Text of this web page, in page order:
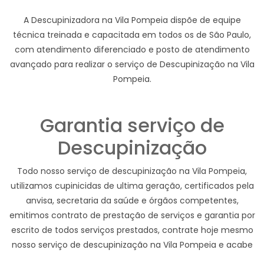
A Descupinizadora na Vila Pompeia dispõe de equipe
técnica treinada e capacitada em todos os de São Paulo,
com atendimento diferenciado e posto de atendimento
avançado para realizar o serviço de Descupinização na Vila
Pompeia.
Garantia serviço de
Descupinização
Todo nosso serviço de descupinização na Vila Pompeia,
utilizamos cupinicidas de ultima geração, certificados pela
anvisa, secretaria da saúde e órgãos competentes,
emitimos contrato de prestação de serviços e garantia por
escrito de todos serviços prestados, contrate hoje mesmo
nosso serviço de descupinização na Vila Pompeia e acabe